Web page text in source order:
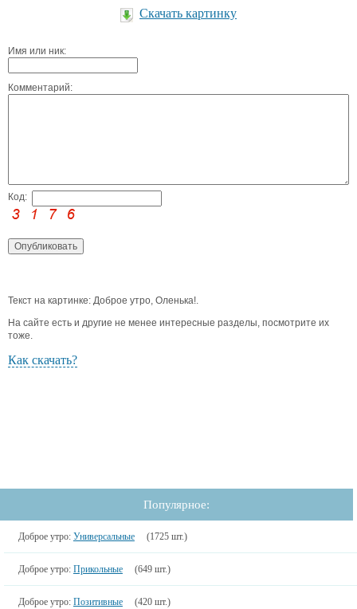
Скачать картинку
Имя или ник:
Комментарий:
Код:
Текст на картинке: Доброе утро, Оленька!.
На сайте есть и другие не менее интересные разделы, посмотрите их
тоже.
Как скачать?
Популярное:
Доброе утро: Универсальные (1725 шт.)
Доброе утро: Прикольные (649 шт.)
Доброе утро: Позитивные (420 шт.)